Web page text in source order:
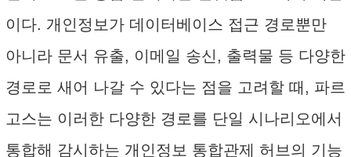
이다. 개인정보가 데이터베이스 접근 경로뿐만
아니라 문서 유출, 이메일 송신, 출력물 등 다양한
경로로 새어 나갈 수 있다는 점을 고려할 때, 파르
고스는 이러한 다양한 경로를 단일 시나리오에서
통합해 감시하는 개인정보 통합관제 허브의 기능